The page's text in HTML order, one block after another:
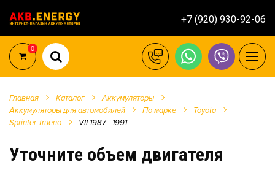
+7 (920) 930-92-06
0
Главная Каталог
Аккумуляторы
Аккумуляторы для автомобилей
По марке
Toyota
Sprinter Trueno
VII 1987 - 1991
Уточните объем двигателя